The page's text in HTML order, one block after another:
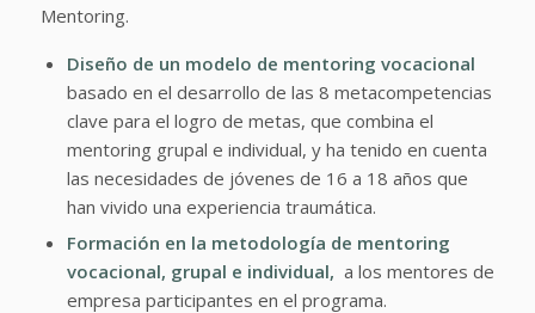
Mentoring.
Diseño de un modelo de mentoring vocacional
basado en el desarrollo de las 8 metacompetencias
clave para el logro de metas, que combina el
mentoring grupal e individual, y ha tenido en cuenta
las necesidades de jóvenes de 16 a 18 años que
han vivido una experiencia traumática.
Formación en la metodología de mentoring
vocacional, grupal e individual, a los mentores de
empresa participantes en el programa.